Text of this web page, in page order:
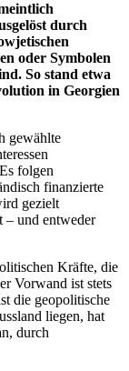
durch
oder Symbolen
So stand etwa
in Georgien
gewählte
folgen
finanzierte
gezielt
– und entweder
Kräfte, die
Vorwand ist stets
die geopolitische
liegen, hat
durch